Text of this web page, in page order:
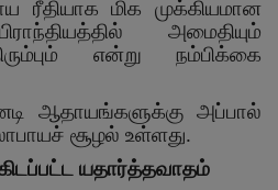
ரீதியாக மிக முக்கியமான
அமைதியும்
என்று நம்பிக்கை
ஆதாயங்களுக்கு அப்பால்
சூழல் உள்ளது.
யதார்த்தவாதம்